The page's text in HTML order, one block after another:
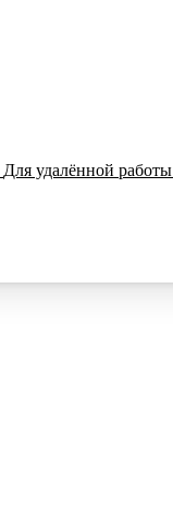
Для удалённой работы